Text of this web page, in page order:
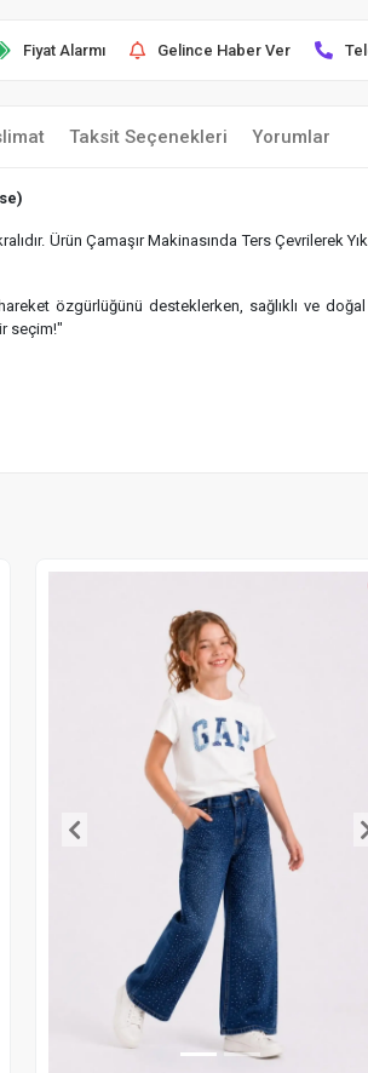
Fiyat Alarmı Gelince Haber Ver
Taksit Seçenekleri Yorumlar
Ürün Çamaşır Makinasında Ters Çevrilerek
özgürlüğünü desteklerken, sağlıklı ve
seçim!"